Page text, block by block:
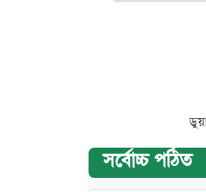
সর্বোচ্চ পঠিত